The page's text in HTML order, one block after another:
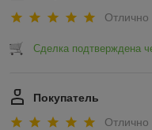
Отлично
Сделка подтверждена
Покупатель
Отлично